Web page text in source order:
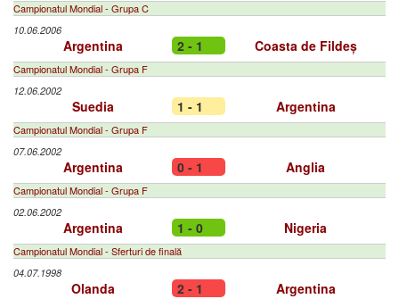
Campionatul Mondial - Grupa C
10.06.2006
Argentina 2 - 1 Coasta de Fildeș
Campionatul Mondial - Grupa F
12.06.2002
Suedia 1 - 1 Argentina
Campionatul Mondial - Grupa F
07.06.2002
Argentina 0 - 1 Anglia
Campionatul Mondial - Grupa F
02.06.2002
Argentina 1 - 0 Nigeria
Campionatul Mondial - Sferturi de finală
04.07.1998
Olanda 2 - 1 Argentina